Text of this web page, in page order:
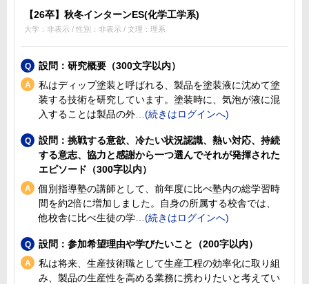
【26卒】秋冬インターンES(化学工学系)
大学：非表示 / 性別：非表示 / 文理：理系
設問：研究概要（300文字以内）
私はディップ塗装と呼ばれる、製品を塗装液に沈めて塗
装する技術を研究しています。塗装時に、気泡が液に混
入することは製品の外
設問：挑戦する意欲、冷たい状況認識、熱い対応、持続
する意志、協力と感謝から一つ選んでそれが発揮された
エピソード（300字以内）
個別指導塾の講師として、前年度に比べ塾内の総学習時
間を約2倍に増加しました。自身の所属する校舎では、
他校舎に比べ生徒の学
設問：参加希望理由や学びたいこと（200字以内）
私は将来、生産技術職として生産工程の効率化に取り組
み、製品の生産性を高める業務に携わりたいと考えてい